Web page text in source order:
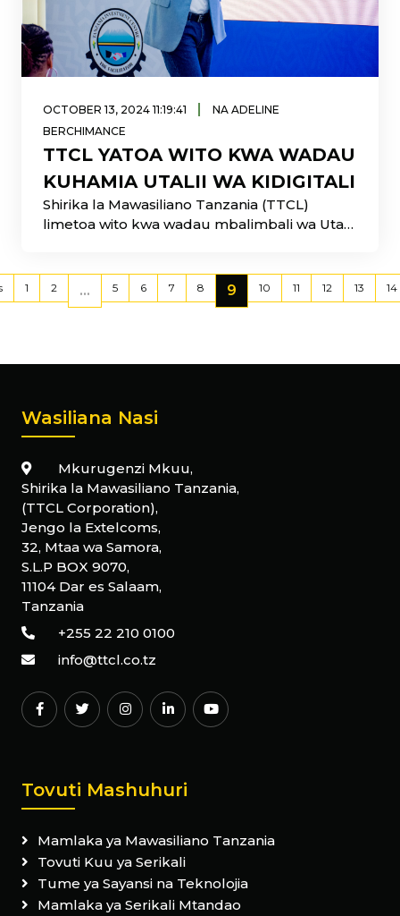
OCTOBER 13, 2024 11:19:41
NA ADELINE
BERCHIMANCE
TTCL YATOA WITO KWA WADAU
KUHAMIA UTALII WA KIDIGITALI
Shirika la Mawasiliano Tanzania (TTCL)
limetoa wito kwa wadau mbalimbali wa Utalii
1 2 ... 5 6 7 8 9 10 11 12 13 14
Wasiliana Nasi
Mkurugenzi Mkuu,
Shirika la Mawasiliano Tanzania,
(TTCL Corporation),
Jengo la Extelcoms,
32, Mtaa wa Samora,
S.L.P BOX 9070,
11104 Dar es Salaam,
Tanzania
+255 22 210 0100
info@ttcl.co.tz
Tovuti Mashuhuri
Mamlaka ya Mawasiliano Tanzania
Tovuti Kuu ya Serikali
Tume ya Sayansi na Teknolojia
Mamlaka ya Serikali Mtandao